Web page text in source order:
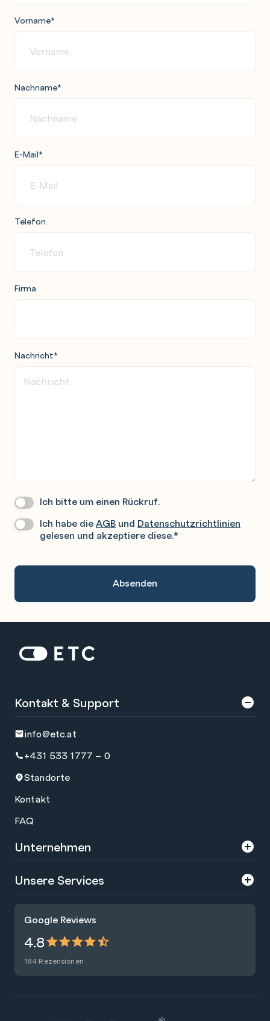
Vorname*
Nachname*
E-Mail*
Telefon
Firma
Nachricht*
Wir
Sie
Ich bitte um einen Rückruf.
Datenschutz*
Ich habe dieAGB und Datenschutzrichtlinien
gelesen und akzeptiere diese.*
Startseite: ETC
Google Reviews
4.8
184 Rezensionen
Kontakt & Support
info@etc.at
+431 533 1777 – 0
Standorte
Kontakt
FAQ
Unternehmen
Über uns
Presse
Nachhaltigkeit
Blog
Unsere Services